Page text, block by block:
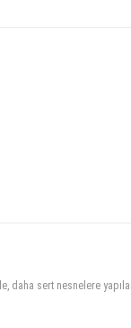
daha sert nesnelere